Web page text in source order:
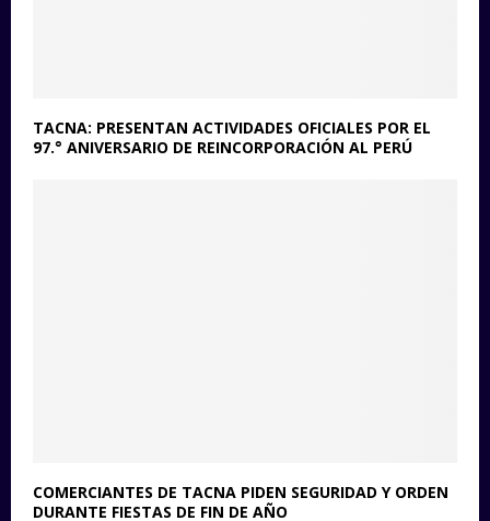
TACNA: PRESENTAN ACTIVIDADES OFICIALES POR EL
97.° ANIVERSARIO DE REINCORPORACIÓN AL PERÚ
COMERCIANTES DE TACNA PIDEN SEGURIDAD Y ORDEN
DURANTE FIESTAS DE FIN DE AÑO